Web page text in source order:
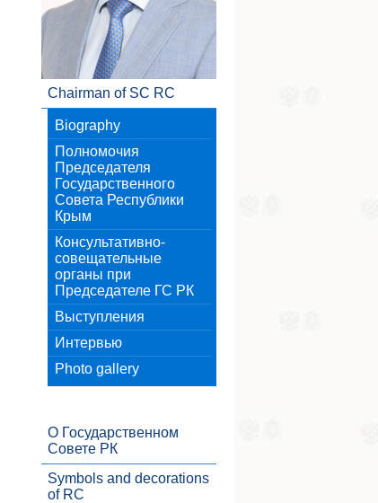
Chairman of SC RC
Biography
Полномочия
Председателя
Государственного
Совета Республики
Крым
Консультативно-
совещательные
органы при
Председателе ГС РК
Выступления
Интервью
Photo gallery
О Государственном
Совете РК
Symbols and decorations
of RC